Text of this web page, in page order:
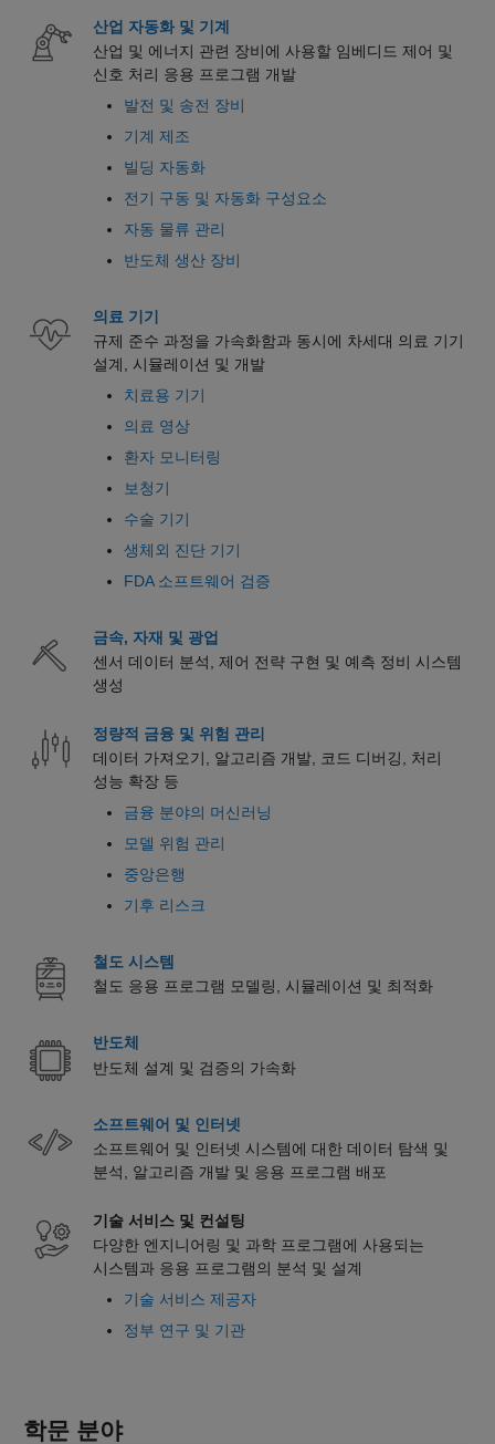
산업 자동화 및 기계
산업 및 에너지 관련 장비에 사용할 임베디드 제어 및
신호 처리 응용 프로그램 개발
발전 및 송전 장비
기계 제조
빌딩 자동화
전기 구동 및 자동화 구성요소
자동 물류 관리
반도체 생산 장비
의료 기기
규제 준수 과정을 가속화함과 동시에 차세대 의료 기기
설계, 시뮬레이션 및 개발
치료용 기기
의료 영상
환자 모니터링
보청기
수술 기기
생체외 진단 기기
FDA 소프트웨어 검증
금속, 자재 및 광업
센서 데이터 분석, 제어 전략 구현 및 예측 정비 시스템
생성
정량적 금융 및 위험 관리
데이터 가져오기, 알고리즘 개발, 코드 디버깅, 처리
성능 확장 등
금융 분야의 머신러닝
모델 위험 관리
중앙은행
기후 리스크
철도 시스템
철도 응용 프로그램 모델링, 시뮬레이션 및 최적화
반도체
반도체 설계 및 검증의 가속화
소프트웨어 및 인터넷
소프트웨어 및 인터넷 시스템에 대한 데이터 탐색 및
분석, 알고리즘 개발 및 응용 프로그램 배포
기술 서비스 및 컨설팅
다양한 엔지니어링 및 과학 프로그램에 사용되는
시스템과 응용 프로그램의 분석 및 설계
기술 서비스 제공자
정부 연구 및 기관
학문 분야